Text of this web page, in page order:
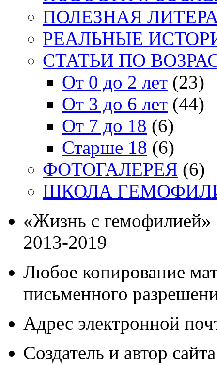
ПОЛЕЗНАЯ
РЕАЛЬНЫЕ
СТАТЬИ ПО
От 0 до 2 лет (23)
От 3 до 6 лет (44)
От 7 до 18 (6)
Старше 18 (6)
ФОТОГАЛЕРЕЯ (6)
ШКОЛА
«Жизнь с гемофилией»
2013-2019
Любое копирование
письменного
Адрес электронной
Создатель и автор сайта